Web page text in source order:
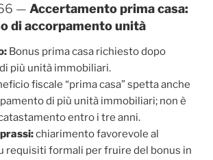
— Accertamento prima casa:
di accorpamento unità
Bonus prima casa richiesto dopo
più unità immobiliari.
fiscale “prima casa” spetta anche
di più unità immobiliari; non è
entro i tre anni.
chiarimento favorevole al
requisiti formali per fruire del bonus in